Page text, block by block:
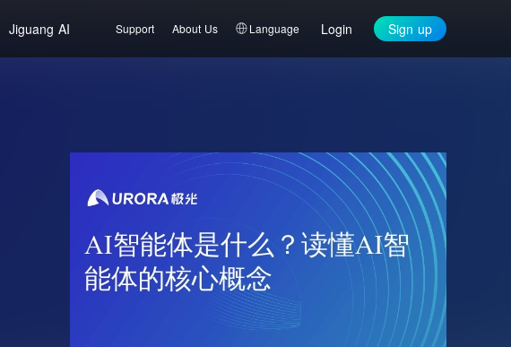
Jiguang AI Support About Us Language Login Sign up